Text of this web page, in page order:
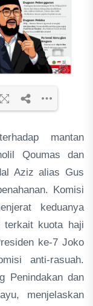
mantan
Qoumas dan
Aziz alias Gus
Komisi
keduanya
terkait kuota haji
ke-7 Joko
anti-rasuah.
Penindakan dan
menjelaskan